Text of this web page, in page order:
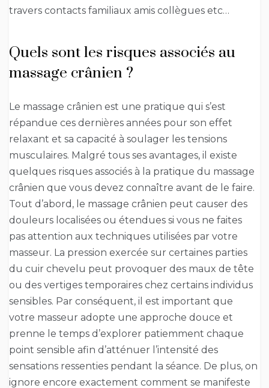
travers contacts familiaux amis collègues etc…
Quels sont les risques associés au
massage crânien ?
Le massage crânien est une pratique qui s’est
répandue ces dernières années pour son effet
relaxant et sa capacité à soulager les tensions
musculaires. Malgré tous ses avantages, il existe
quelques risques associés à la pratique du massage
crânien que vous devez connaître avant de le faire.
Tout d’abord, le massage crânien peut causer des
douleurs localisées ou étendues si vous ne faites
pas attention aux techniques utilisées par votre
masseur. La pression exercée sur certaines parties
du cuir chevelu peut provoquer des maux de tête
ou des vertiges temporaires chez certains individus
sensibles. Par conséquent, il est important que
votre masseur adopte une approche douce et
prenne le temps d’explorer patiemment chaque
point sensible afin d’atténuer l’intensité des
sensations ressenties pendant la séance. De plus, on
ignore encore exactement comment se manifeste